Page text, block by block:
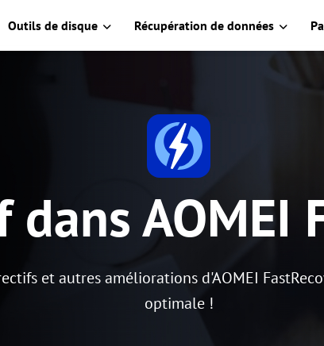
Outils de disque Récupération de données
AOMEI
et autres améliorations d'AOMEI
optimale !